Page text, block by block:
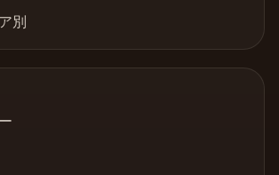
別